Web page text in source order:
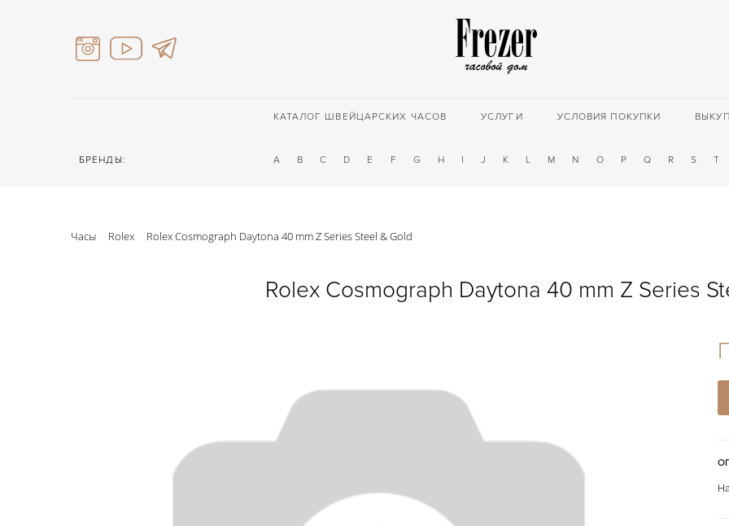
КАТАЛОГ ШВЕЙЦАРСКИХ ЧАСОВ УСЛУГИ УСЛОВИЯ ПОКУПКИ ВЫКУП
БРЕНДЫ: A B C D E F G H I J K L M N O P Q R S T
Часы Rolex Rolex Cosmograph Daytona 40 mm Z Series Steel & Gold
Rolex Cosmograph Daytona 40 mm Z Series